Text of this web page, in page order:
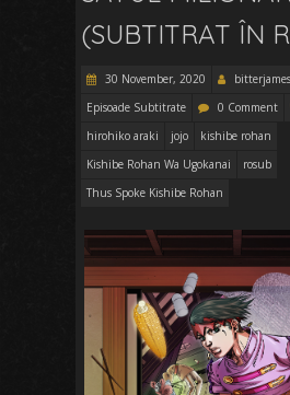
(SUBTITRAT ÎN
30 November, 2020
bitterjames
Episoade Subtitrate
0 Comment
hirohiko araki
jojo
kishibe rohan
Kishibe Rohan Wa Ugokanai
rosub
Thus Spoke Kishibe Rohan